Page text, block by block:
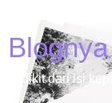
sedikit dari isi